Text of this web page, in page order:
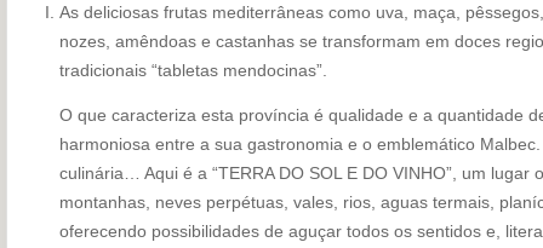
As deliciosas frutas mediterrâneas como uva, maça,
nozes, amêndoas e castanhas se transformam em doces
tradicionais “tabletas mendocinas”.
O que caracteriza esta província é qualidade e a quantidade
harmoniosa entre a sua gastronomia e o emblemático
culinária… Aqui é a “TERRA DO SOL E DO VINHO”, um
montanhas, neves perpétuas, vales, rios, aguas termais,
oferecendo possibilidades de aguçar todos os sentidos e,